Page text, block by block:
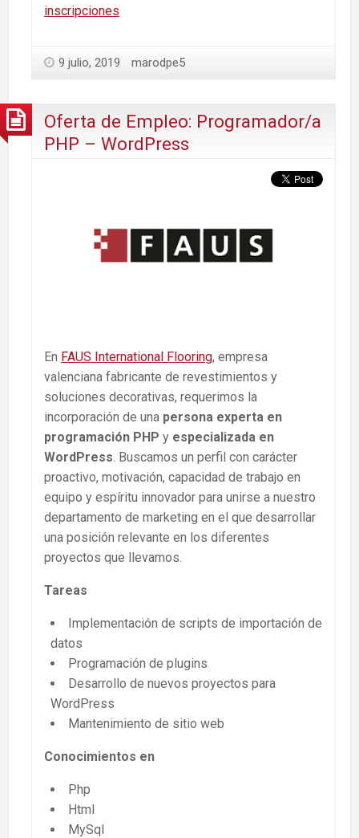
inscripciones
9 julio, 2019 marodpe5
Oferta de Empleo: Programador/a
PHP – WordPress
En FAUS International Flooring, empresa
valenciana fabricante de revestimientos y
soluciones decorativas, requerimos la
incorporación de una persona experta en
programación PHP y especializada en
WordPress. Buscamos un perfil con carácter
proactivo, motivación, capacidad de trabajo en
equipo y espíritu innovador para unirse a nuestro
departamento de marketing en el que desarrollar
una posición relevante en los diferentes
proyectos que llevamos.
Tareas
Implementación de scripts de importación de
datos
Programación de plugins
Desarrollo de nuevos proyectos para
WordPress
Mantenimiento de sitio web
Conocimientos en
Php
Html
MySql